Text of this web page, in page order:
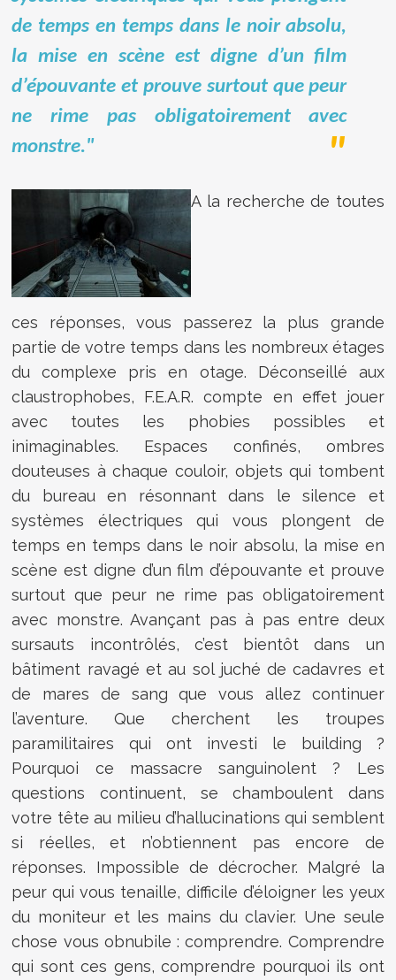
de temps en temps dans le noir absolu,
la mise en scène est digne d’un film
d’épouvante et prouve surtout que peur
ne rime pas obligatoirement avec
monstre."
A la recherche de toutes
ces réponses, vous passerez la plus grande
partie de votre temps dans les nombreux étages
du complexe pris en otage. Déconseillé aux
claustrophobes, F.E.A.R. compte en effet jouer
avec toutes les phobies possibles et
inimaginables. Espaces confinés, ombres
douteuses à chaque couloir, objets qui tombent
du bureau en résonnant dans le silence et
systèmes électriques qui vous plongent de
temps en temps dans le noir absolu, la mise en
scène est digne d’un film d’épouvante et prouve
surtout que peur ne rime pas obligatoirement
avec monstre. Avançant pas à pas entre deux
sursauts incontrôlés, c’est bientôt dans un
bâtiment ravagé et au sol juché de cadavres et
de mares de sang que vous allez continuer
l’aventure. Que cherchent les troupes
paramilitaires qui ont investi le building ?
Pourquoi ce massacre sanguinolent ? Les
questions continuent, se chamboulent dans
votre tête au milieu d’hallucinations qui semblent
si réelles, et n’obtiennent pas encore de
réponses. Impossible de décrocher. Malgré la
peur qui vous tenaille, difficile d’éloigner les yeux
du moniteur et les mains du clavier. Une seule
chose vous obnubile : comprendre. Comprendre
qui sont ces gens, comprendre pourquoi ils ont